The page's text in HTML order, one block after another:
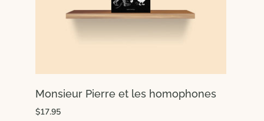
Monsieur Pierre et les homophones
$17.95